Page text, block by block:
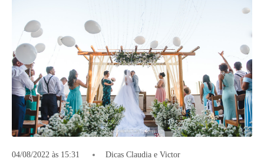
04/08/2022 às 15:31 Dicas Claudia e Victor